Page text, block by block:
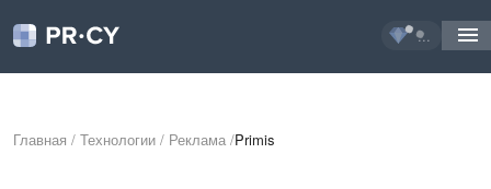
...
Главная / Технологии / Реклама /Primis